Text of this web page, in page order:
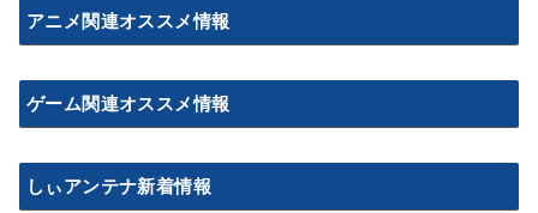
アニメ関連オススメ情報
ゲーム関連オススメ情報
しぃアンテナ新着情報